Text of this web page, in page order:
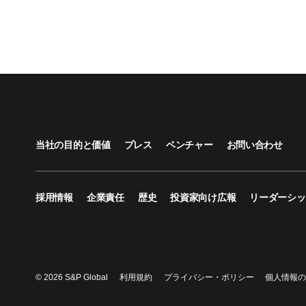
当社の目的と価値 プレス ベンチャー お問い合わせ
採用情報 企業責任 歴史 投資家向け広報 リーダーシ
© 2026 S&P Global 利用規約 プライバシー・ポリシー 個人情報